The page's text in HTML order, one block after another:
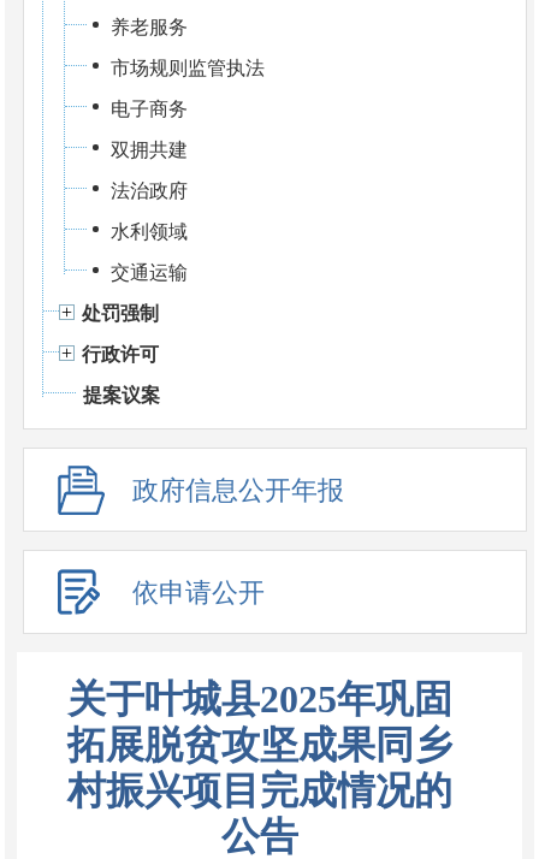
养老服务
市场规则监管执法
电子商务
双拥共建
法治政府
水利领域
交通运输
处罚强制
行政许可
提案议案
政府信息公开年报
依申请公开
关于叶城县2025年巩固
拓展脱贫攻坚成果同乡
村振兴项目完成情况的
公告